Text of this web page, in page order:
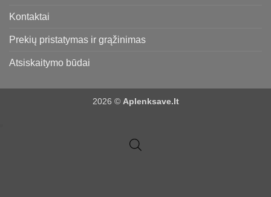
Kontaktai
Prekių pristatymas ir grąžinimas
Atsiskaitymo būdai
2026 © Aplenksave.lt